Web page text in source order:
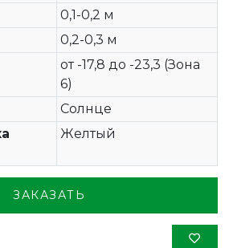
0,1-0,2 м
0,2-0,3 м
от -17,8 до -23,3 (Зона
6)
Солнце
Желтый
ЗАКАЗАТЬ